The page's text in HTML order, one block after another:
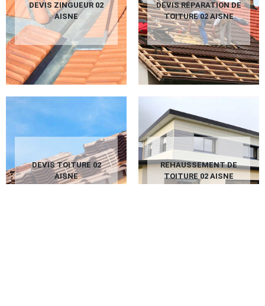
DEVIS ZINGUEUR 02
AISNE
DEVIS RÉPARATION DE
TOITURE 02 AISNE
DEVIS TOITURE 02
AISNE
REHAUSSEMENT DE
TOITURE 02 AISNE